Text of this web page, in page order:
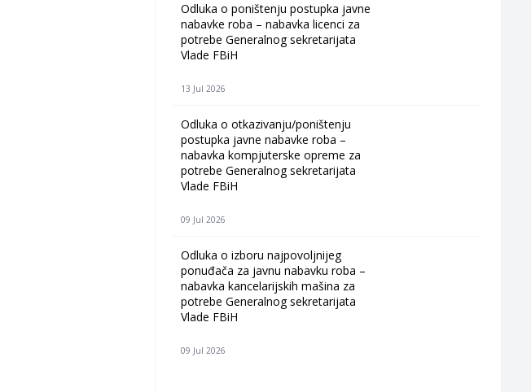
Odluka o poništenju postupka javne
nabavke roba – nabavka licenci za
potrebe Generalnog sekretarijata
Vlade FBiH
13 Jul 2026
Odluka o otkazivanju/poništenju
postupka javne nabavke roba –
nabavka kompjuterske opreme za
potrebe Generalnog sekretarijata
Vlade FBiH
09 Jul 2026
Odluka o izboru najpovoljnijeg
ponuđača za javnu nabavku roba –
nabavka kancelarijskih mašina za
potrebe Generalnog sekretarijata
Vlade FBiH
09 Jul 2026